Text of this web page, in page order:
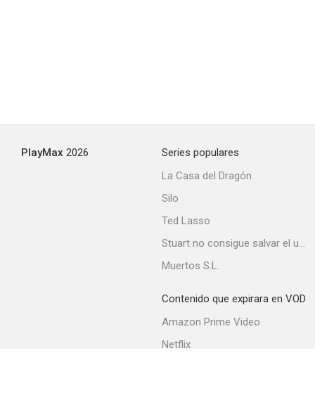
PlayMax 2026
Series populares
La Casa del Dragón
Silo
Ted Lasso
Stuart no consigue salvar el universo
Muertos S.L.
Contenido que expirara en VOD
Amazon Prime Video
Netflix